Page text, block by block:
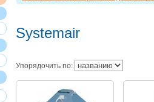
Systemair
Упорядочить по: